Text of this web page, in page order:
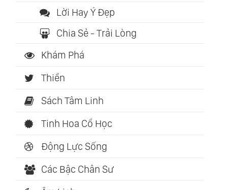
Lời Hay Ý Đẹp
Chia Sẻ - Trải Lòng
Khám Phá
Thiền
Sách Tâm Linh
Tinh Hoa Cổ Học
Động Lực Sống
Các Bậc Chân Sư